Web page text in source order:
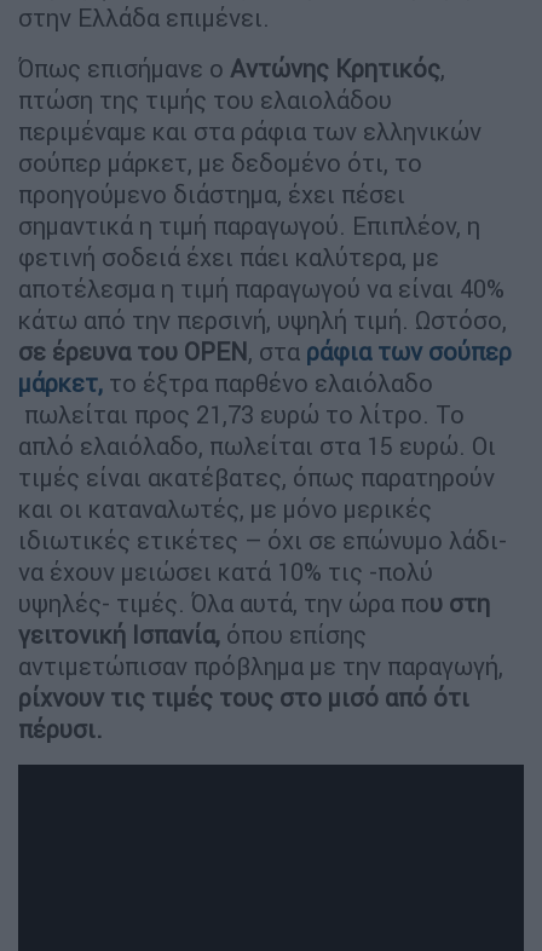
στην Ελλάδα επιμένει.
Όπως επισήμανε ο Αντώνης Κρητικός,
πτώση της τιμής του ελαιολάδου
περιμέναμε και στα ράφια των ελληνικών
σούπερ μάρκετ, με δεδομένο ότι, το
προηγούμενο διάστημα, έχει πέσει
σημαντικά η τιμή παραγωγού. Επιπλέον, η
φετινή σοδειά έχει πάει καλύτερα, με
αποτέλεσμα η τιμή παραγωγού να είναι 40%
κάτω από την περσινή, υψηλή τιμή. Ωστόσο,
σε έρευνα του OPEN , στα ράφια των σούπερ
μάρκετ, το έξτρα παρθένο ελαιόλαδο
πωλείται προς 21,73 ευρώ το λίτρο. Το
απλό ελαιόλαδο, πωλείται στα 15 ευρώ. Οι
τιμές είναι ακατέβατες, όπως παρατηρούν
και οι καταναλωτές, με μόνο μερικές
ιδιωτικές ετικέτες – όχι σε επώνυμο λάδι-
να έχουν μειώσει κατά 10% τις -πολύ
υψηλές- τιμές. Όλα αυτά, την ώρα που στη
γειτονική Ισπανία, όπου επίσης
αντιμετώπισαν πρόβλημα με την παραγωγή,
ρίχνουν τις τιμές τους στο μισό από ότι
πέρυσι.